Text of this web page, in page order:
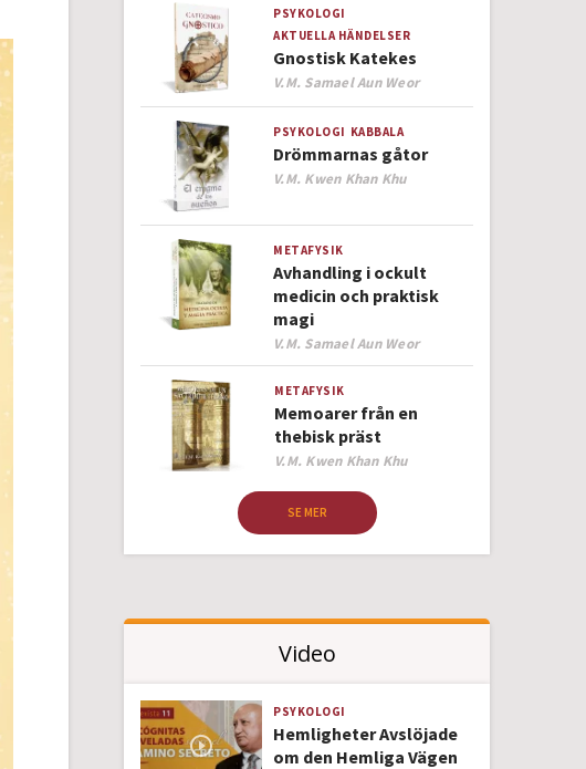
PSYKOLOGI
AKTUELLA HÄNDELSER
Gnostisk Katekes
Author
V.M. Samael Aun Weor
PSYKOLOGI KABBALA
Drömmarnas gåtor
Author
V.M. Kwen Khan Khu
METAFYSIK
Avhandling i ockult
medicin och praktisk
magi
Author
V.M. Samael Aun Weor
METAFYSIK
Memoarer från en
thebisk präst
Author
V.M. Kwen Khan Khu
SE MER
Video
PSYKOLOGI
Hemligheter Avslöjade
om den Hemliga Vägen